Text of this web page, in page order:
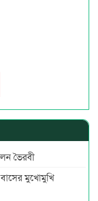
ভৈরবী
মুখোমুখি